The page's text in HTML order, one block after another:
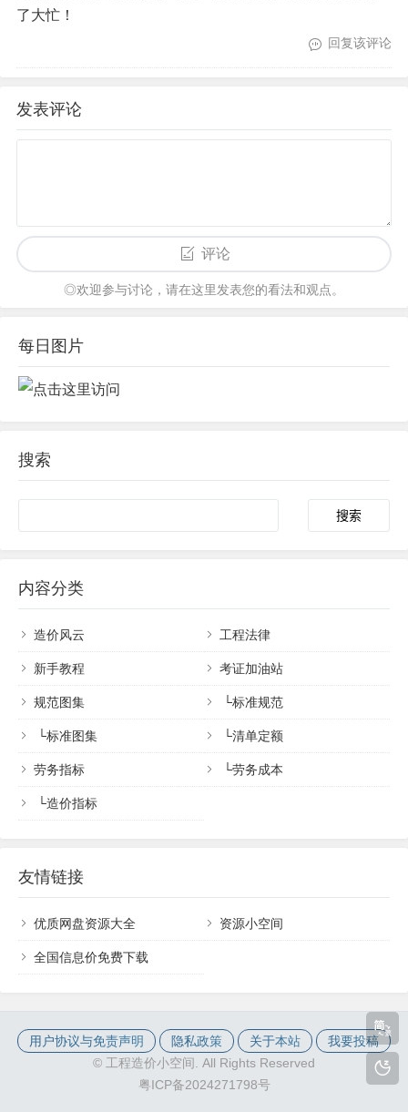
了大忙！
回复该评论
发表评论
评论
◎欢迎参与讨论，请在这里发表您的看法和观点。
每日图片
搜索
内容分类
造价风云 工程法律
新手教程 考证加油站
规范图集 └标准规范
└标准图集 └清单定额
劳务指标 └劳务成本
└造价指标
友情链接
优质网盘资源大全 资源小空间
全国信息价免费下载
用户协议与免责声明 隐私政策 关于本站
我要投稿
© 工程造价小空间. All Rights Reserved
粤ICP备2024271798号